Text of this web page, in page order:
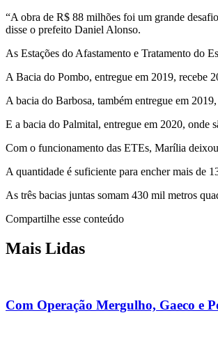
“A obra de R$ 88 milhões foi um grande
disse o prefeito Daniel Alonso.
As Estações do Afastamento e Tratamento do
A Bacia do Pombo, entregue em 2019, recebe
A bacia do Barbosa, também entregue em
E a bacia do Palmital, entregue em 2020, onde
Com o funcionamento das ETEs, Marília
A quantidade é suficiente para encher mais de
As três bacias juntas somam 430 mil metros
Compartilhe esse conteúdo
Mais Lidas
Com Operação Mergulho, Gaeco e